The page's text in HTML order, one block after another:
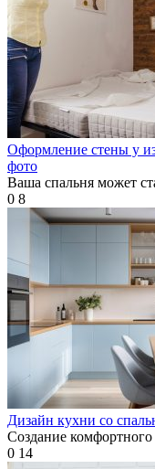
Оформление стены у
фото
Ваша спальня может
0 8
Дизайн кухни со
Создание
0 14